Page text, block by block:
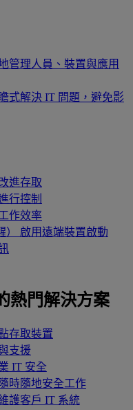
管理人員、裝置與應用
式解決 IT 問題，避免影
進存取
行控制
作效率
啟用遠端裝置啟動
熱門解決方案
存取裝置
支援
IT 安全
隨時隨地安全工作
護客戶 IT 系統